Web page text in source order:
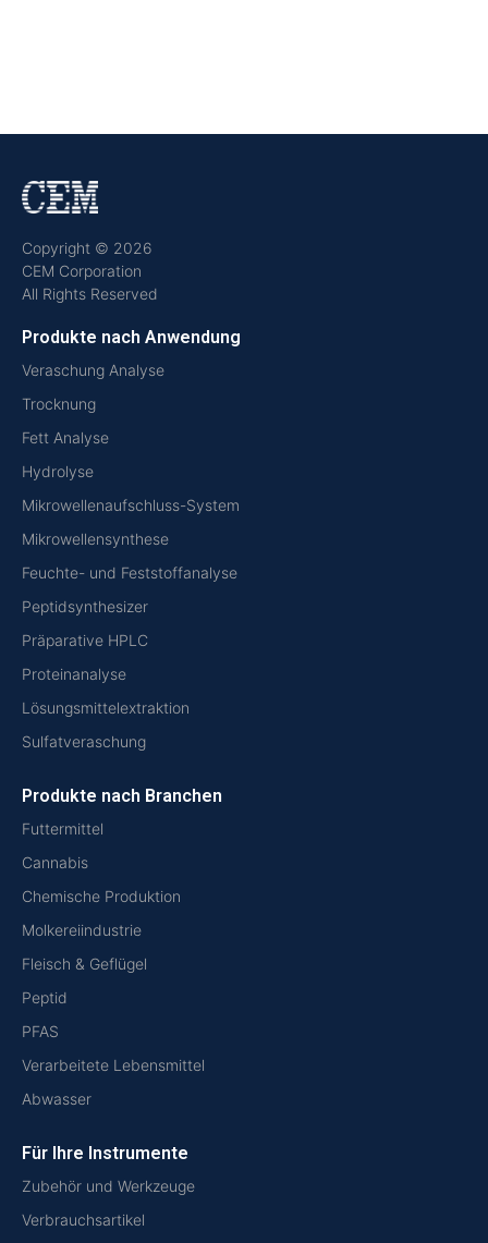
Copyright © 2026
CEM Corporation
All Rights Reserved
Produkte nach Anwendung
Veraschung Analyse
Trocknung
Fett Analyse
Hydrolyse
Mikrowellenaufschluss-System
Mikrowellensynthese
Feuchte- und Feststoffanalyse
Peptidsynthesizer
Präparative HPLC
Proteinanalyse
Lösungsmittelextraktion
Sulfatveraschung
Produkte nach Branchen
Futtermittel
Cannabis
Chemische Produktion
Molkereiindustrie
Fleisch & Geflügel
Peptid
PFAS
Verarbeitete Lebensmittel
Abwasser
Für Ihre Instrumente
Zubehör und Werkzeuge
Verbrauchsartikel